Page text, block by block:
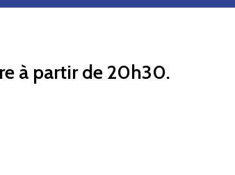
à partir de 20h30.